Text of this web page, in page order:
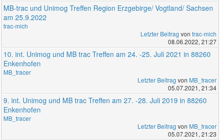
MB-trac und Unimog Treffen Region Erzgebirge/ Vogtland/ Sachsen
am 25.9.2022
trac-mich
Letzter Beitrag von trac-mich
08.06.2022, 21:27
10. int. Unimog und MB trac Treffen am 24. -25. Juli 2021 in 88260
Enkenhofen
MB_tracer
Letzter Beitrag von MB_tracer
05.07.2021, 21:34
9. int. Unimog und MB trac Treffen am 27. -28. Juli 2019 in 88260
Enkenhofen
MB_tracer
Letzter Beitrag von MB_tracer
05.07.2021, 21:23